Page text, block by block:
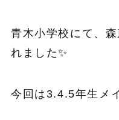
青木小学校にて、
れました✨
今回は3.4.5年生メ